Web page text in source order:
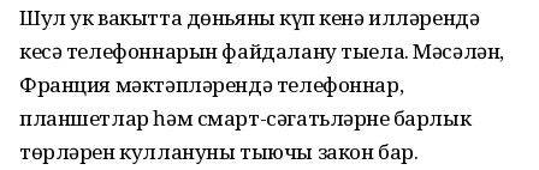
Шул ук вакытта дөньяның күп кенә илләрендә
кесә телефоннарын файдалану тыела. Мәсәлән,
Франция мәктәпләрендә телефоннар,
планшетлар һәм смарт-сәгатьләрнең барлык
төрләрен куллануны тыючы закон бар.